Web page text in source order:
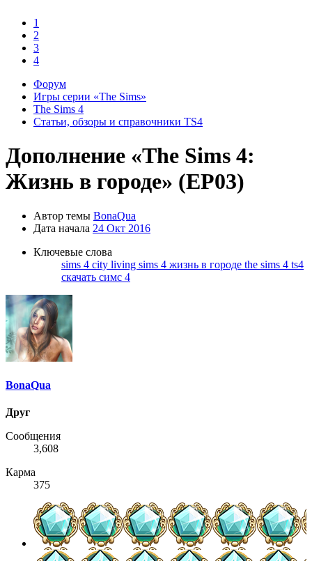
1
2
3
4
Форум
Игры серии «The Sims»
The Sims 4
Статьи, обзоры и справочники TS4
Дополнение «The Sims 4:
Жизнь в городе» (EP03)
Автор темы BonaQua
Дата начала 24 Окт 2016
Ключевые слова
sims 4 city living sims 4 жизнь в городе the sims 4 ts4
скачать симс 4
BonaQua
Друг
Сообщения
3,608
Карма
375